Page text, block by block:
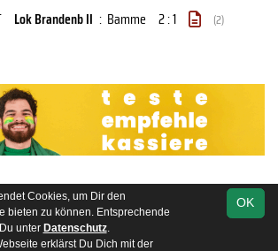
Lok Brandenb II : Bamme 2 : 1 (2)
soccero.de
© 2006 - 2026
OK
Cookies, um Dir den
bieten zu können. Entsprechende
unter Datenschutz.
erklärst Du Dich mit der